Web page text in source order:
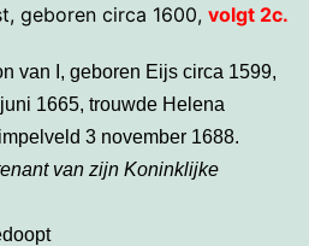
geboren circa 1600, volgt 2c.
van I, geboren Eijs circa 1599,
1665, trouwde Helena
3 november 1688.
van zijn Koninklijke